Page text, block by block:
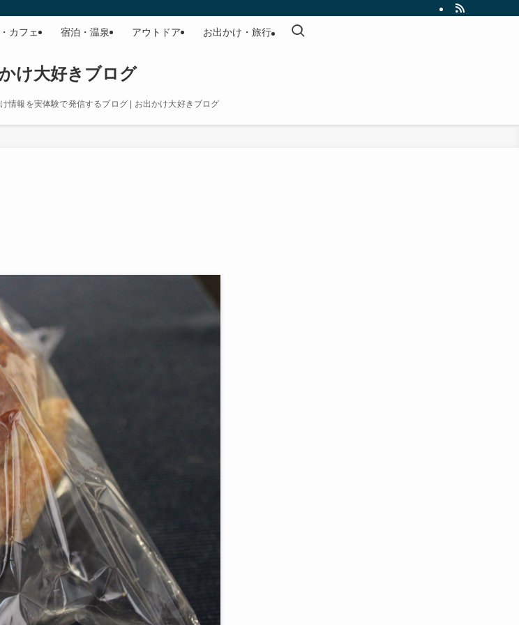
け大好きブログ
情報を実体験で発信するブログ | お出かけ大好きブログ
カフェ 宿泊・温泉 アウトドア お出かけ・旅行